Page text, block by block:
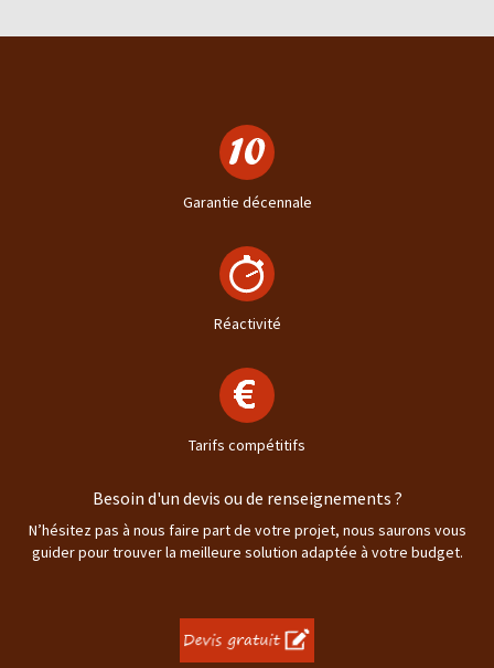
Garantie décennale
Réactivité
Tarifs compétitifs
Besoin d'un devis ou de renseignements ?
N’hésitez pas à nous faire part de votre projet, nous saurons vous
guider pour trouver la meilleure solution adaptée à votre budget.